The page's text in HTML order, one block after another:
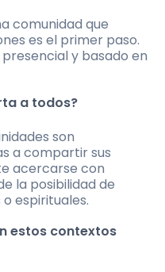
comunidad que
es el primer paso.
y basado en
a todos?
son
a compartir sus
acercarse con
la posibilidad de
espirituales.
estos contextos